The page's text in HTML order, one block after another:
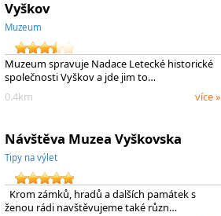
Vyškov
Muzeum
Muzeum spravuje Nadace Letecké historické
společnosti Vyškov a jde jim to…
0.4km
více »
Návštěva Muzea Vyškovska
Tipy na výlet
Krom zámků, hradů a dalších památek s
ženou rádi navštěvujeme také různ…